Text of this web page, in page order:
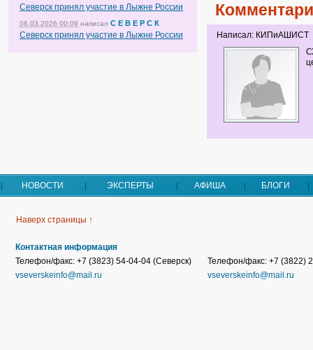
Северск принял участие в Лыжне России
06.03.2026 00:09 написал С Е В Е Р С К
Северск принял участие в Лыжне России
Написал: КИПиАШИСТ
НОВОСТИ ЭКСПЕРТЫ АФИША БЛОГИ
Наверх страницы ↑
Контактная информация
Телефон/факс: +7 (3823) 54-04-04 (Северск)
vseverskeinfo@mail.ru
Телефон/факс: +7 (3822)
vseverskeinfo@mail.ru